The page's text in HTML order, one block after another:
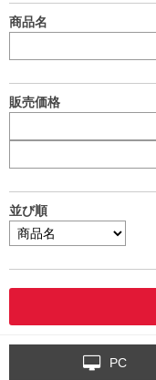
商品名
販売価格
並び順
PC